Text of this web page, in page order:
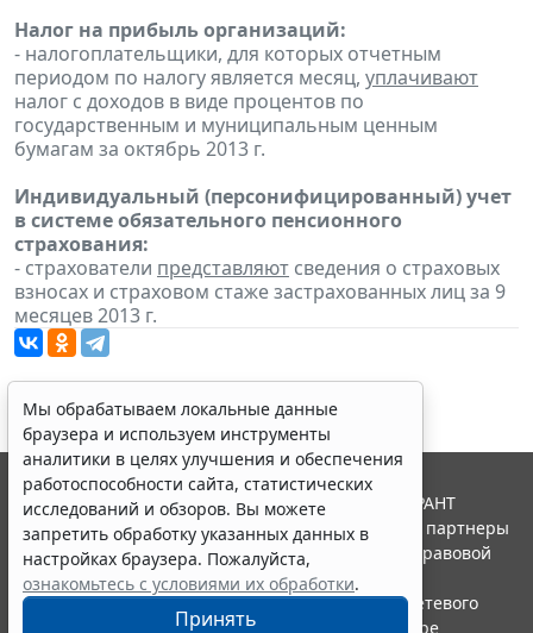
Налог на прибыль организаций:
- налогоплательщики, для которых отчетным
периодом по налогу является месяц, уплачивают
налог с доходов в виде процентов по
государственным и муниципальным ценным
бумагам за октябрь 2013 г.
Индивидуальный (персонифицированный) учет
в системе обязательного пенсионного
страхования:
- страхователи представляют сведения о страховых
взносах и страховом стаже застрахованных лиц за 9
месяцев 2013 г.
Мы обрабатываем локальные данные
браузера и используем инструменты
аналитики в целях улучшения и обеспечения
работоспособности сайта, статистических
исследований и обзоров. Вы можете
запретить обработку указанных данных в
настройках браузера. Пожалуйста,
ознакомьтесь с условиями их обработки.
Принять
© ООО "НПП "ГАРАНТ-СЕРВИС", 2026. Система ГАРАНТ
выпускается с 1990 года. Компания "Гарант" и ее партнеры
являются участниками Российской ассоциации правовой
информации ГАРАНТ.
Портал ГАРАНТ.РУ зарегистрирован в качестве сетевого
издания Федеральной службой по надзору в сфере